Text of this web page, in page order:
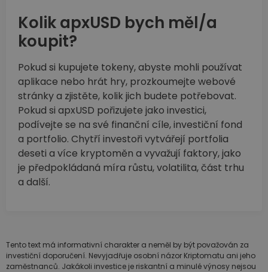
Kolik apxUSD bych měl/a
koupit?
Pokud si kupujete tokeny, abyste mohli používat
aplikace nebo hrát hry, prozkoumejte webové
stránky a zjistěte, kolik jich budete potřebovat.
Pokud si apxUSD pořizujete jako investici,
podívejte se na své finanční cíle, investiční fond
a portfolio. Chytří investoři vytvářejí portfolia
deseti a více kryptoměn a vyvažují faktory, jako
je předpokládaná míra růstu, volatilita, část trhu
a další.
Tento text má informativní charakter a neměl by být považován za
investiční doporučení. Nevyjadřuje osobní názor Kriptomatu ani jeho
zaměstnanců. Jakákoli investice je riskantní a minulé výnosy nejsou